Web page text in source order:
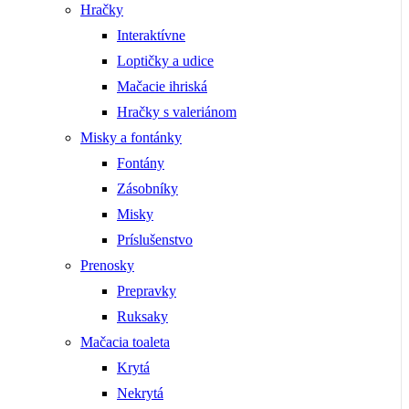
Hračky
Interaktívne
Loptičky a udice
Mačacie ihriská
Hračky s valeriánom
Misky a fontánky
Fontány
Zásobníky
Misky
Príslušenstvo
Prenosky
Prepravky
Ruksaky
Mačacia toaleta
Krytá
Nekrytá